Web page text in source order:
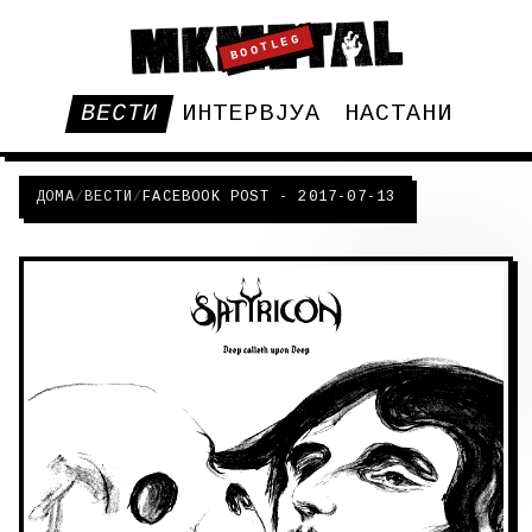
BOOTLEG
ВЕСТИ ИНТЕРВЈУА НАСТАНИ
ДОМА/ВЕСТИ /FACEBOOK POST - 2017-07-13